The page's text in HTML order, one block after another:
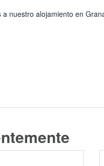
nuestro alojamiento en